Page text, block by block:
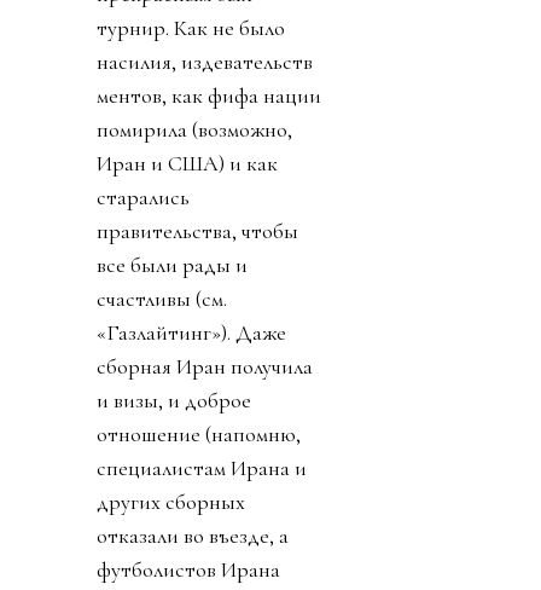
турнир. Как не было
насилия, издевательств
ментов, как фифа нации
помирила (возможно,
Иран и США) и как
старались
правительства, чтобы
все были рады и
счастливы (см.
«Газлайтинг»). Даже
сборная Иран получила
и визы, и доброе
отношение (напомню,
специалистам Ирана и
других сборных
отказали во въезде, а
футболистов Ирана